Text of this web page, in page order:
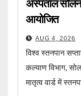
अस्पताल
आयोजित
AUG 4, 2026
विश्व स्तनपान
कल्याण विभाग,
मातृत्व वार्ड में